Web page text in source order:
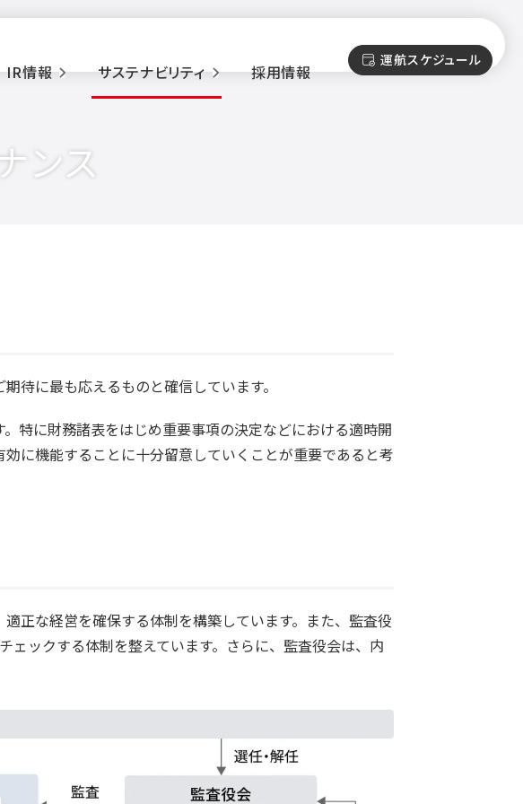
運航スケジュール
IR情報 サステナビリティ 採用情報
ンス
待に最も応えるものと確信しています。
特に財務諸表をはじめ重要事項の決定などにおける適時開
に機能することに十分留意していくことが重要であると考
正な経営を確保する体制を構築しています。また、監査役
ックする体制を整えています。さらに、監査役会は、内